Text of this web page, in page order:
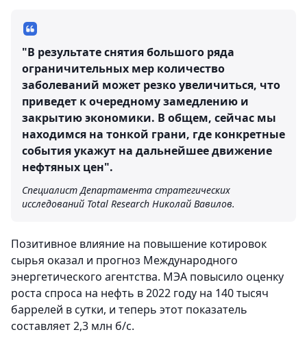
"В результате снятия большого ряда
ограничительных мер количество
заболеваний может резко увеличиться, что
приведет к очередному замедлению и
закрытию экономики. В общем, сейчас мы
находимся на тонкой грани, где конкретные
события укажут на дальнейшее движение
нефтяных цен".
Специалист Департамента стратегических
исследований Total Research Николай Вавилов.
Позитивное влияние на повышение котировок
сырья оказал и прогноз Международного
энергетического агентства. МЭА повысило оценку
роста спроса на нефть в 2022 году на 140 тысяч
баррелей в сутки, и теперь этот показатель
составляет 2,3 млн б/с.